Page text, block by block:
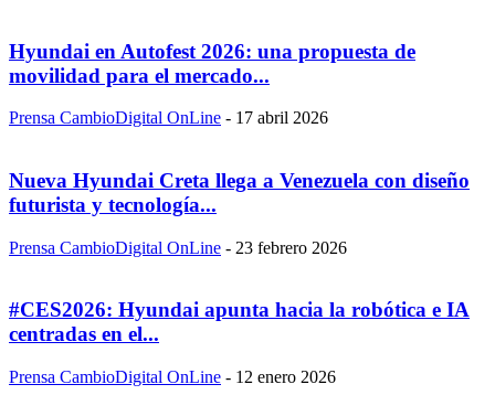
Hyundai en Autofest 2026: una propuesta de
movilidad para el mercado...
Prensa CambioDigital OnLine - 17 abril 2026
Nueva Hyundai Creta llega a Venezuela con diseño
futurista y tecnología...
Prensa CambioDigital OnLine - 23 febrero 2026
#CES2026: Hyundai apunta hacia la robótica e IA
centradas en el...
Prensa CambioDigital OnLine - 12 enero 2026